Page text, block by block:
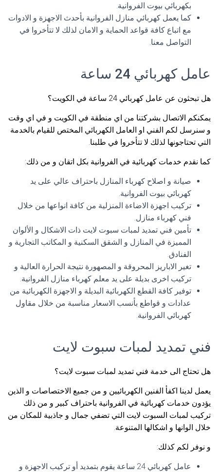
بكهربائي بيوت الفروانية.
كما يعمل كهربائي منازل الفروانية بأحدث الاجهزة و الادوات
مع اتباع كافة قواعد الحماية و الامان لذلك لا تتأخروا في
التواصل معنا.
عامل كهربائي 24 ساعة
هل تبحثون عن عامل كهربائي 24 ساعة في الكويت؟
يمكنكم الاتصال بشركتنا من اي منطقة في الكويت و في اي وقت
و سنرسل لكم الفني او العامل الكهربائي المختص للقيام بالخدمة
التي تحتاجونها لذلك لا تتأخروا في طلبنا.
كما نقدم خدمات كهربائية في الفروانية بكل اتقان و من ذلك:
صيانة و اصلاح كهرباء المنازل باحتراف عالي على يد
كهربائي بيوت الفروانية.
تركيب اجهزة الاضاءة المنزلية من كافة انواعها من خلال
فني كهرباء منازل.
تأمين فني تمديد لمبات سبوت لايت ذات الاشكال و الألوان
المميزة في المنازل و الشقق السكنية و المكاتب التجارية و
الفنادق.
تغير الاباريز المحروقة و المصهورة نتيجة الحرارة العالية و
تركيب اخرى بديلة على يد معلم كهرباء منازل الفروانية.
توفير كافة القطع الكهربائية البديلة و الاجهزة الكهربائية من
عدادات و قواطع بأنسب الاسعار مناسبة من خلال مقاول
كهربائي الفروانية.
فني تمديد لمبات سبوت لايت
هل تحتاج الى خدمة فني تمديد لمبات سبوت لايت؟
يعمل لدينا اكفأ الفنين الكهربائيين و من جميع الاختصاصات و الذين
يؤدون خدمات كهربائية في الفروانية باحتراف كبير و من ذلك
تركيب لمبات السبوت لايت التي تضفي جمال و جاذبية للمكان من
خلال الوانها و اشكالها المتنوعة.
و نوفر لكم كذلك:
عامل كهربائي 24 ساعة يقوم بتمديد أو تركيب الاجهزة و